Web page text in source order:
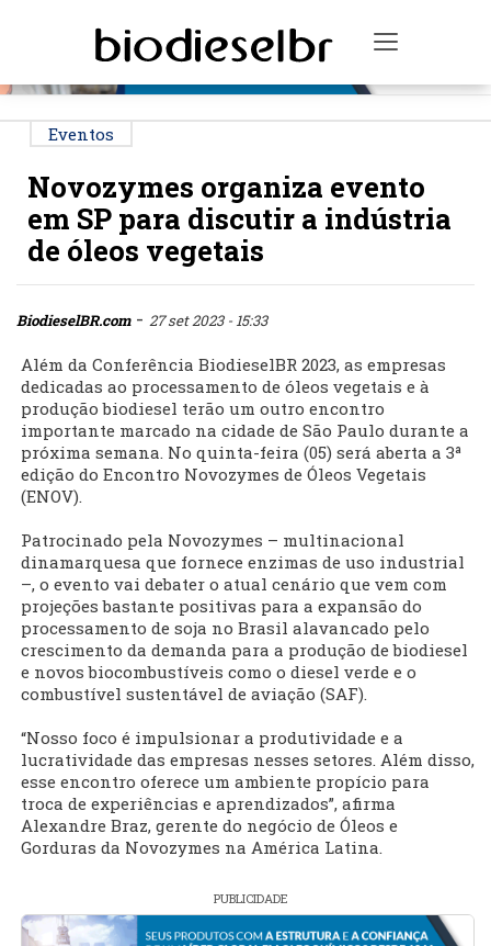
Toggle
Eventos
Novozymes organiza evento
em SP para discutir a indústria
de óleos vegetais
BiodieselBR.com- 27 set 2023 - 15:33
Além da Conferência BiodieselBR 2023, as empresas
dedicadas ao processamento de óleos vegetais e à
produção biodiesel terão um outro encontro
importante marcado na cidade de São Paulo durante a
próxima semana. No quinta-feira (05) será aberta a 3ª
edição do Encontro Novozymes de Óleos Vegetais
(ENOV).
Patrocinado pela Novozymes – multinacional
dinamarquesa que fornece enzimas de uso industrial
–, o evento vai debater o atual cenário que vem com
projeções bastante positivas para a expansão do
processamento de soja no Brasil alavancado pelo
crescimento da demanda para a produção de biodiesel
e novos biocombustíveis como o diesel verde e o
combustível sustentável de aviação (SAF).
“Nosso foco é impulsionar a produtividade e a
lucratividade das empresas nesses setores. Além disso,
esse encontro oferece um ambiente propício para
troca de experiências e aprendizados”, afirma
Alexandre Braz, gerente do negócio de Óleos e
Gorduras da Novozymes na América Latina.
PUBLICIDADE